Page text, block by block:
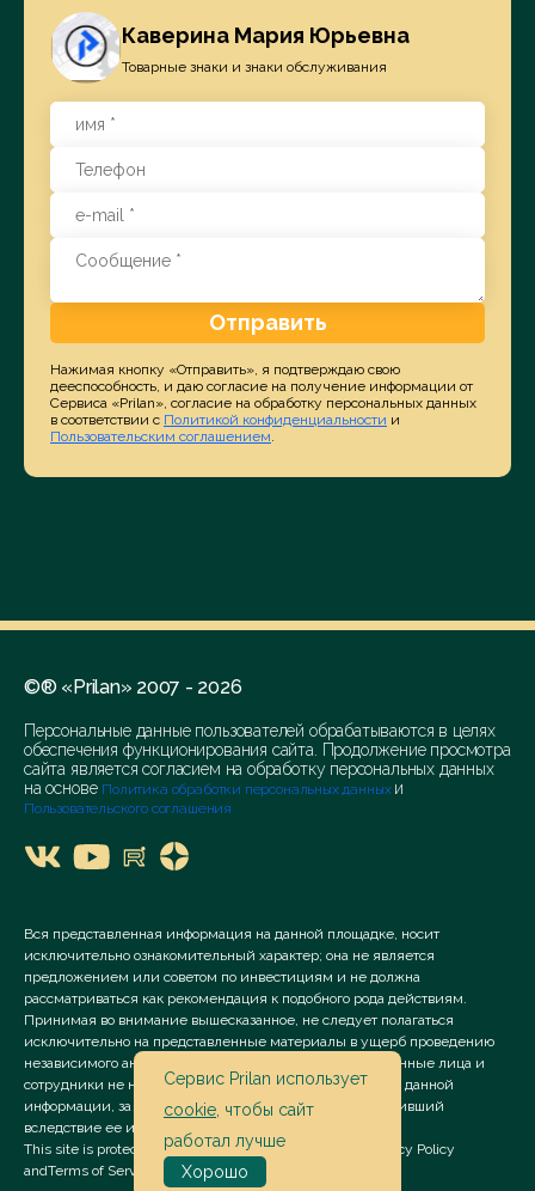
Каверина Мария Юрьевна
Товарные знаки и знаки обслуживания
Отправить
Нажимая кнопку «Отправить», я подтверждаю свою
дееспособность, и даю согласие на получение информации от
Сервиса «Prilan», согласие на обработку персональных данных
в соответствии с Политикой конфиденциальности и
Пользовательским соглашением.
©® «Prilan» 2007 - 2026
Персональные данные пользователей обрабатываются в целях
обеспечения функционирования сайта. Продолжение просмотра
сайта является согласием на обработку персональных данных
на основе Политика обработки персональных данных и
Пользовательского соглашения
Вся представленная информация на данной площадке, носит
исключительно ознакомительный характер; она не является
предложением или советом по инвестициям и не должна
рассматриваться как рекомендация к подобного рода действиям.
Принимая во внимание вышесказанное, не следует полагаться
исключительно на представленные материалы в ущерб проведению
независимого анализа. Сервис «Prilan» его аффилированные лица и
сотрудники не несут ответственности за использование данной
информации, за прямой или косвенный ущерб, наступивший
вследствие ее использования.
This site is protected by reCAPTCHA and the Google
Privacy Policy
andTerms of Service apply.
Сервис Prilan использует
cookie , чтобы сайт
работал лучше
Хорошо